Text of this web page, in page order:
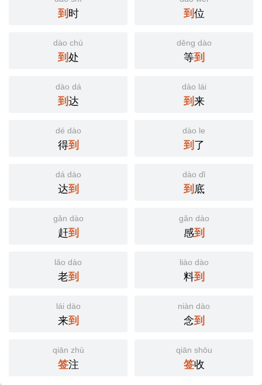
到 时 到 位
dào chù
到 处
děng dào
等到
dào dá
到 达
dào lái
到 来
dé dào
得到
dào le
到 了
dá dào
达到
dào dǐ
到 底
gǎn dào
赶到
gǎn dào
感到
lǎo dào
老到
liào dào
料到
lái dào
来到
niàn dào
念到
qiān zhù
签注
qiān shōu
签收